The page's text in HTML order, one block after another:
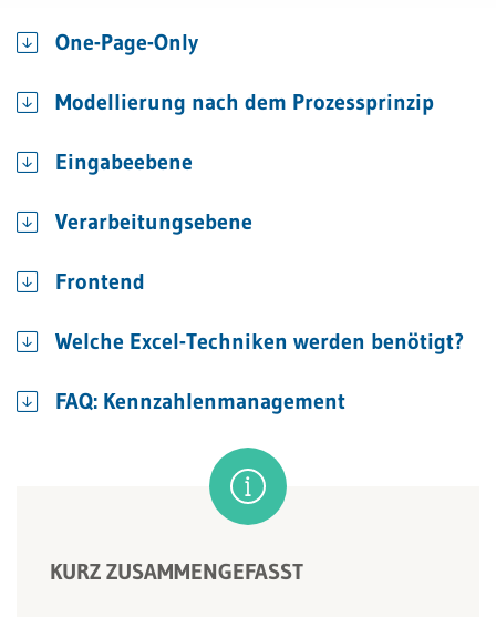
One-Page-Only
Modellierung nach dem Prozessprinzip
Eingabeebene
Verarbeitungsebene
Frontend
Welche Excel-Techniken werden benötigt?
FAQ: Kennzahlenmanagement
KURZ ZUSAMMENGEFASST